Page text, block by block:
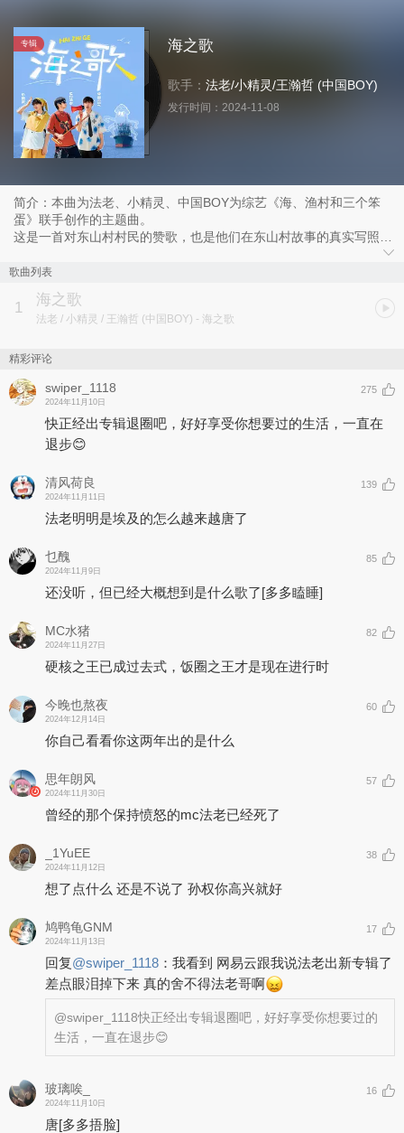
专辑 海之歌
歌手： 法老/小精灵/王瀚哲 (中国BOY)
发行时间： 2024-11-08
简介：本曲为法老、小精灵、中国BOY为综艺《海、渔村和三个笨
蛋》联手创作的主题曲。
这是一首对东山村村民的赞歌，也是他们在东山村故事的真实写照。
在福建泉州陆域最东极的东山村，他们沉浸体验了240小时的渔村生
活后，那些他们看到的村民们对生活的坚韧和对家乡的热爱，构成了
创作者们希望这首歌，能让更多的人踏上这片土地，去探索、感受东
山村的魅力。
歌曲列表
1 海之歌
法老 / 小精灵 / 王瀚哲 (中国BOY) - 海之歌
精彩评论
swiper_1118
2024年11月10日
275
快正经出专辑退圈吧，好好享受你想要过的生活，一直在
退步😊
清风荷良
2024年11月11日
139
法老明明是埃及的怎么越来越唐了
乜醜
2024年11月9日
85
还没听，但已经大概想到是什么歌了[多多瞌睡]
MC水猪
2024年11月27日
82
硬核之王已成过去式，饭圈之王才是现在进行时
今晚也熬夜
2024年12月14日
60
你自己看看你这两年出的是什么
思年朗风
2024年11月30日
57
曾经的那个保持愤怒的mc法老已经死了
_1YuEE
2024年11月12日
38
想了点什么 还是不说了 孙权你高兴就好
鸠鸭龟GNM
2024年11月13日
17
回复@swiper_1118 ： 我看到 网易云跟我说法老出新专辑了
差点眼泪掉下来 真的舍不得法老哥啊
@swiper_1118快正经出专辑退圈吧，好好享受你想要过的
生活，一直在退步😊
玻璃唉_
2024年11月10日
16
唐[多多捂脸]